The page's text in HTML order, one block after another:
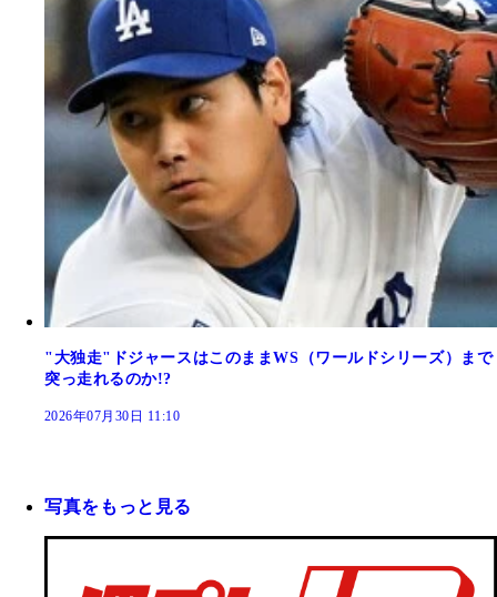
"大独走"ドジャースはこのままWS（ワールドシリーズ）まで
突っ走れるのか!?
2026年07月30日 11:10
写真をもっと見る